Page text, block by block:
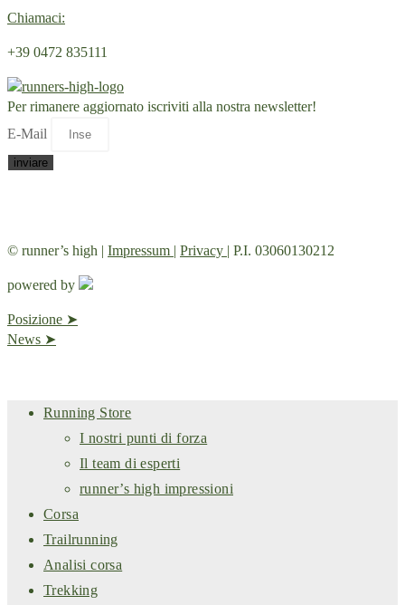
Chiamaci:
+39 0472 835111
Per rimanere aggiornato iscriviti alla nostra newsletter!
E-Mail
inviare
© runner’s high | Impressum | Privacy | P.I. 03060130212
powered by
Posizione ➤
News ➤
Running Store
I nostri punti di forza​
Il team di esperti
runner’s high impressioni
Corsa
Trailrunning
Analisi corsa
Trekking